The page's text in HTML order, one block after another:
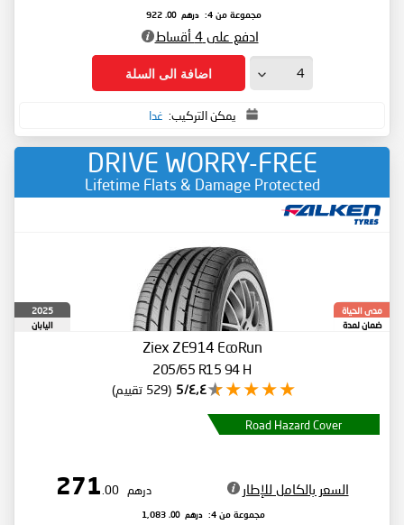
مجموعة من 4: درهم 922
.00
ادفع على 4 أقساط
اضافة الى السلة
يمكن التركيب: غدا
DRIVE WORRY-FREE
Lifetime Flats & Damage Protected
مدى الحياة
ضمان لمدة
2025
اليابان
Ziex ZE914 EcoRun
205/65 R15 94 H
٤٫٤/5 (529 تقييم)
Road Hazard Cover
السعر بالكامل للإطار درهم 271
.00
مجموعة من 4: درهم 1,083
.00